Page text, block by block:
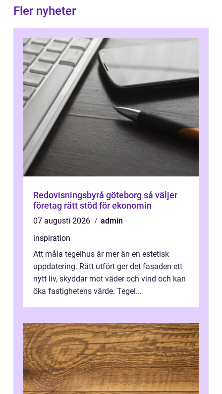
Fler nyheter
Redovisningsbyrå göteborg så väljer
företag rätt stöd för ekonomin
07 augusti 2026
admin
inspiration
Att måla tegelhus är mer än en estetisk
uppdatering. Rätt utfört ger det fasaden ett
nytt liv, skyddar mot väder och vind och kan
öka fastighetens värde. Tegel...